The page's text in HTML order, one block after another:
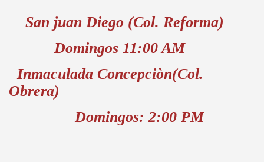
San juan Diego (Col. Reforma)
Domingos 11:00 AM
Inmaculada Concepciòn(Col.
Obrera)
Domingos: 2:00 PM